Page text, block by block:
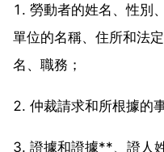
1. 勞動者的姓名、性別
單位的名稱、住所和法
名、職務；
2. 仲裁請求和所根據的
3. 證據和證據**、證人